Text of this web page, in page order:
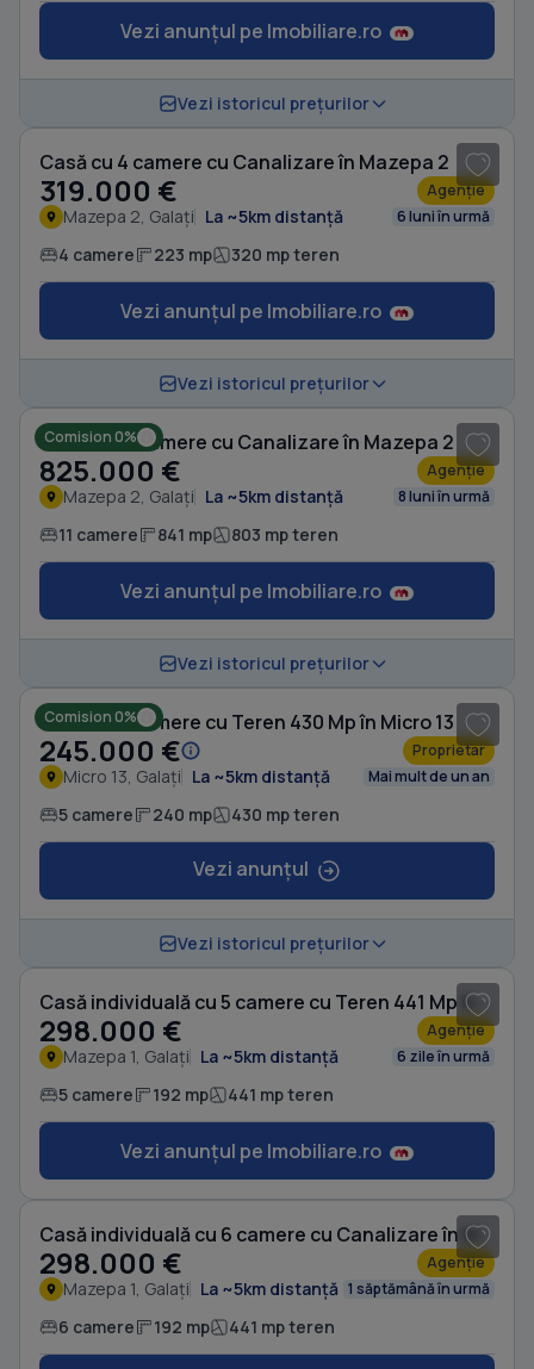
Vezi anunțul pe Imobiliare.ro
Vezi istoricul prețurilor
Casă cu 4 camere cu Canalizare în Mazepa 2
319.000 € Agenție
Mazepa 2, Galați La ~5km distanță 6 luni în urmă
4 camere 223 mp 320 mp teren
Vezi anunțul pe Imobiliare.ro
Vezi istoricul prețurilor
Comision 0%
Casă cu 11 camere cu Canalizare în Mazepa 2
825.000 € Agenție
Mazepa 2, Galați La ~5km distanță 8 luni în urmă
11 camere 841 mp 803 mp teren
Vezi anunțul pe Imobiliare.ro
Vezi istoricul prețurilor
Comision 0%
Casă cu 5 camere cu Teren 430 Mp în Micro 13
245.000 € Proprietar
Micro 13, Galați La ~5km distanță Mai mult de un an
5 camere 240 mp 430 mp teren
Vezi anunțul
Vezi istoricul prețurilor
Casă individuală cu 5 camere cu Teren 441 Mp în Mazepa 1
298.000 € Agenție
Mazepa 1, Galați La ~5km distanță 6 zile în urmă
5 camere 192 mp 441 mp teren
Vezi anunțul pe Imobiliare.ro
Casă individuală cu 6 camere cu Canalizare în Mazepa 1
298.000 € Agenție
Mazepa 1, Galați La ~5km distanță 1 săptămână în urmă
6 camere 192 mp 441 mp teren